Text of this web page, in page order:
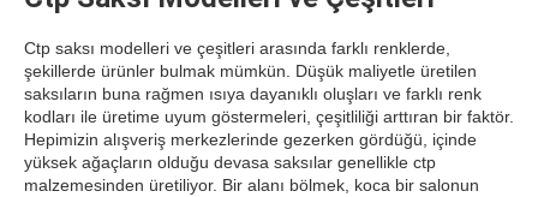
Ctp saksı modelleri ve çeşitleri arasında farklı renklerde,
şekillerde ürünler bulmak mümkün. Düşük maliyetle üretilen
saksıların buna rağmen ısıya dayanıklı oluşları ve farklı renk
kodları ile üretime uyum göstermeleri, çeşitliliği arttıran bir faktör.
Hepimizin alışveriş merkezlerinde gezerken gördüğü, içinde
yüksek ağaçların olduğu devasa saksılar genellikle ctp
malzemesinden üretiliyor. Bir alanı bölmek, koca bir salonun